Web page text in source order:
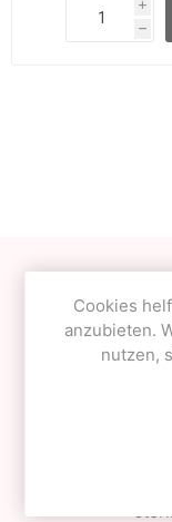
i
h
- Diese
- Die Qualität
eines
perfekte
Kindern,
- Die Platten
Cookies
anzubieten.
nutzen,